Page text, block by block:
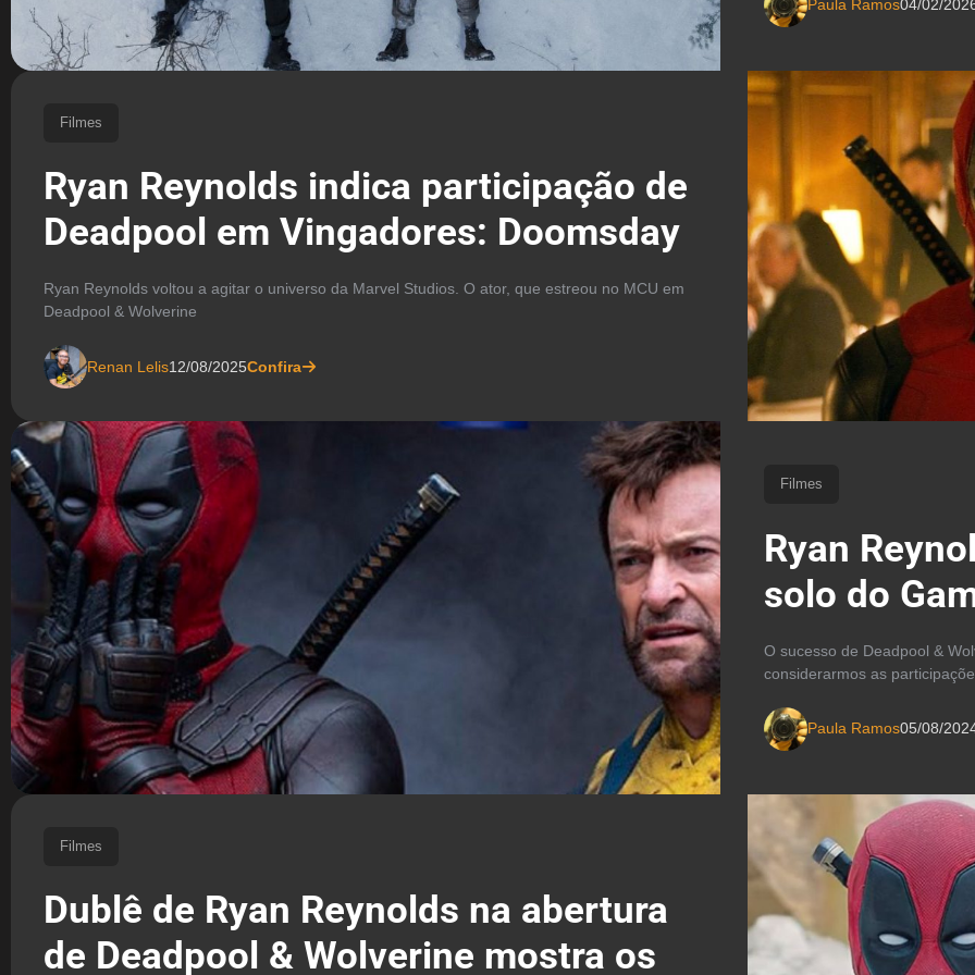
Paula Ramos04/02/
Filmes
Ryan Reynolds indica participação de
Deadpool em Vingadores: Doomsday
Ryan Reynolds voltou a agitar o universo da Marvel Studios. O ator, que estreou no MCU em
Deadpool & Wolverine
Renan Lelis12/08/2025Confira
Filmes
Ryan
solo do
O sucesso de Deadpool &
considerarmos as
Paula Ramos05/08/
Filmes
Dublê de Ryan Reynolds na abertura
de Deadpool & Wolverine mostra os